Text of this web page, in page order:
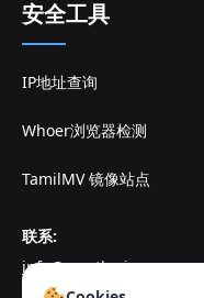
安全工具
IP地址查询
Whoer浏览器检测
TamilMV 镜像站点
联系:
info@mostlogin.com